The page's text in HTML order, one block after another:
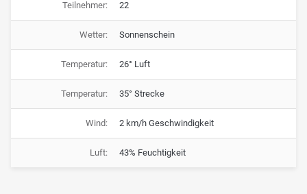
Teilnehmer: 22
Wetter: Sonnenschein
Temperatur: 26° Luft
Temperatur: 35° Strecke
Wind: 2 km/h Geschwindigkeit
Luft: 43% Feuchtigkeit